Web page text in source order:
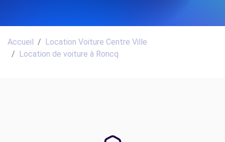
Accueil
Location Voiture Centre Ville
Location de voiture à Roncq